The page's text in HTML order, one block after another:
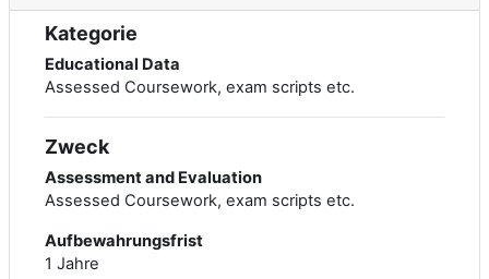
Kategorie
Educational Data
Assessed Coursework, exam scripts etc.
Zweck
Assessment and Evaluation
Assessed Coursework, exam scripts etc.
Aufbewahrungsfrist
1 Jahre